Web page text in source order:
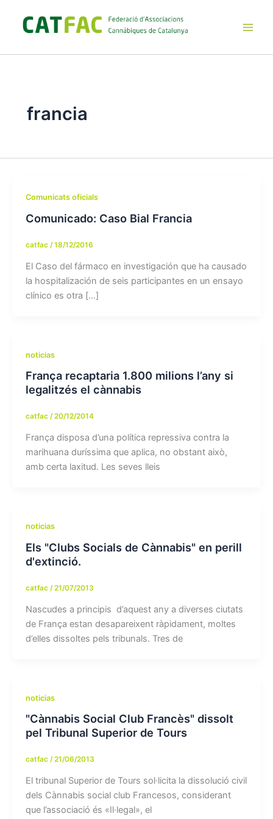
contenido
francia
Comunicats oficials
Comunicado: Caso Bial Francia
catfac /18/12/2016
El Caso del fármaco en investigación que ha causado
la hospitalización de seis participantes en un ensayo
clínico es otra […]
noticias
França recaptaria 1.800 milions l’any si
legalitzés el cànnabis
catfac /20/12/2014
França disposa d’una política repressiva contra la
marihuana duríssima que aplica, no obstant això,
amb certa laxitud. Les seves lleis
noticias
Els "Clubs Socials de Cànnabis" en perill
d'extinció.
catfac /21/07/2013
Nascudes a principis d’aquest any a diverses ciutats
de França estan desapareixent ràpidament, moltes
d’elles dissoltes pels tribunals. Tres de
noticias
"Cànnabis Social Club Francès" dissolt
pel Tribunal Superior de Tours
catfac /21/06/2013
El tribunal Superior de Tours sol·licita la dissolució civil
dels Cànnabis social club Francesos, considerant
que l’associació és «Il·legal», el